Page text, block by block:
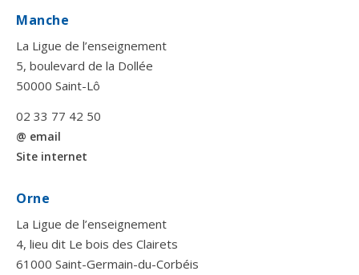
Manche
La Ligue de l’enseignement
5, boulevard de la Dollée
50000 Saint-Lô
02 33 77 42 50
@ email
Site internet
Orne
La Ligue de l’enseignement
4, lieu dit Le bois des Clairets
61000 Saint-Germain-du-Corbéis